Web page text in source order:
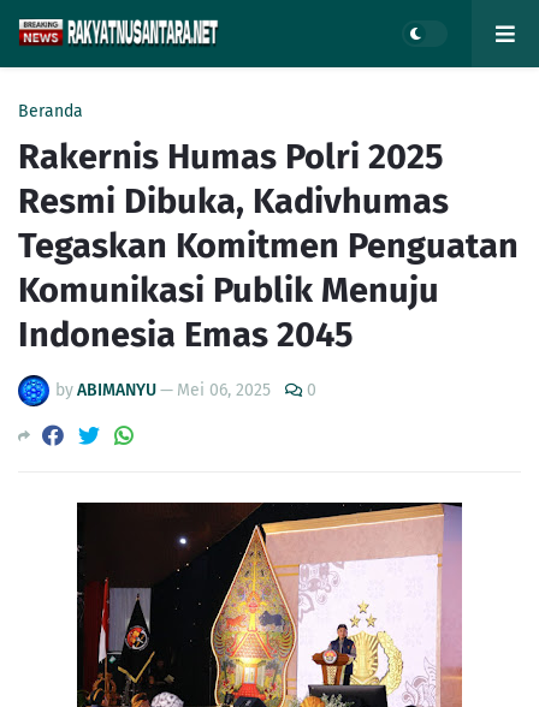
Beranda
Rakernis Humas Polri 2025
Resmi Dibuka, Kadivhumas
Tegaskan Komitmen Penguatan
Komunikasi Publik Menuju
Indonesia Emas 2045
byABIMANYU— Mei 06, 2025 0